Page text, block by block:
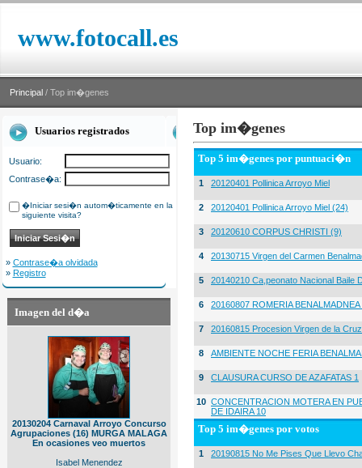
www.fotocall.es
Principal / Top im�genes
Usuarios registrados
Usuario:
Contrase�a:
�Iniciar sesi�n autom�ticamente en la
siguiente visita?
» Contrase�a olvidada
» Registro
Imagen del d�a
20130204 Carnaval Arroyo Concurso
Agrupaciones (16) MURGA MALAGA
En ocasiones veo muertos
Isabel Menendez
Top im�genes
Top 5 im�genes por puntuaci�n
1 20120401 Pollinica Arroyo Miel
2 20120401 Pollinica Arroyo Miel (24)
3 20120610 CORPUS CHRISTI (9)
4 20130715 Virgen del Carmen
5 20140210 Ca,peonato Nacional Baile
6 20160807 ROMERIA
7 20160815 Procesion Virgen de la
8 AMBIENTE NOCHE FERIA
9 CLAUSURA CURSO DE AZAFATAS 1
10 CONCENTRACION MOTERA EN
DE IDAIRA 10
Top 5 im�genes por votos
1 20190815 No Me Pises Que Llevo